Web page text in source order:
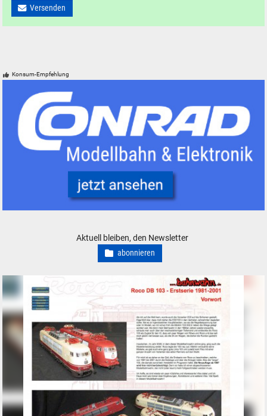
Versenden
Konsum-Empfehlung
Aktuell bleiben, den Newsletter
abonnieren